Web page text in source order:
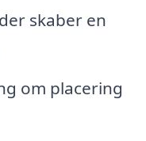
skaber en
om placering